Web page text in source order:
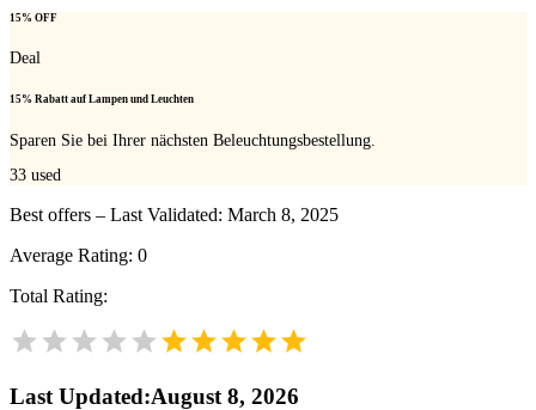
15% OFF
Deal
15% Rabatt auf Lampen und Leuchten
Sparen Sie bei Ihrer nächsten Beleuchtungsbestellung.
33 used
Best offers – Last Validated: March 8, 2025
Average Rating: 0
Total Rating:
Last Updated:August 8, 2026